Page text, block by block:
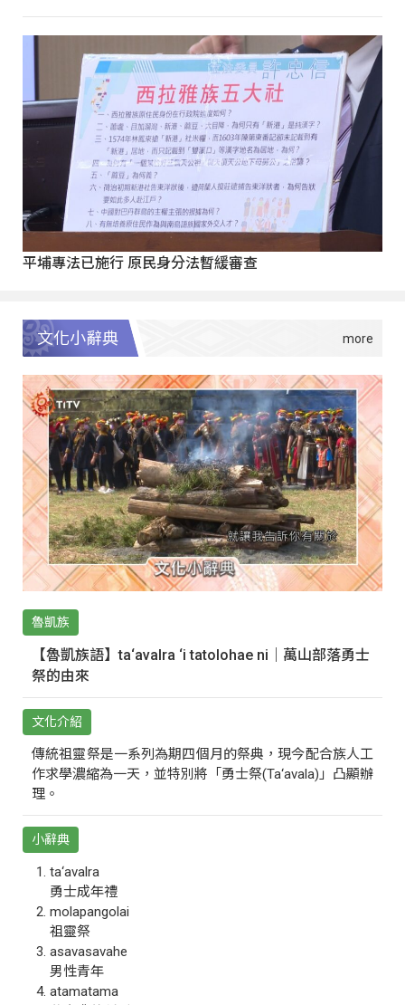
平埔專法已施行 原民身分法暫緩審查
文化小辭典
魯凱族
【魯凱族語】ta‘avalra ‘i tatolohae ni｜萬山部落勇士
祭的由來
文化介紹
傳統祖靈祭是一系列為期四個月的祭典，現今配合族人工
作求學濃縮為一天，並特別將「勇士祭(Ta‘avala)」凸顯辦
理。
小辭典
ta‘avalra
勇士成年禮
molapangolai
祖靈祭
asavasavahe
男性青年
atamatama